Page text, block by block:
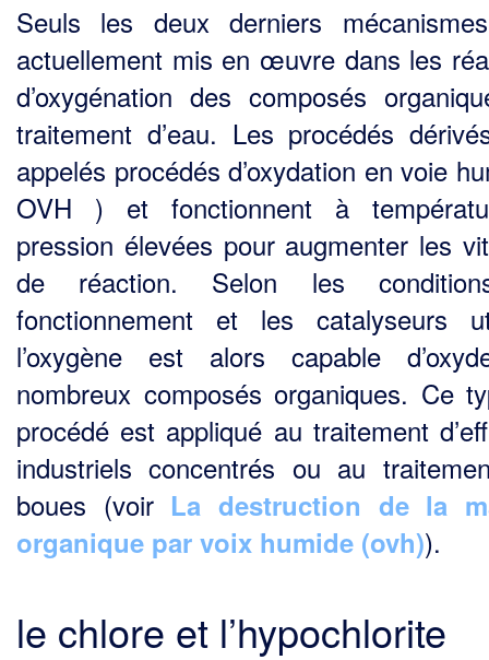
Seuls les deux derniers
actuellement mis en œuvre dans les
d’oxygénation des composés
traitement d’eau. Les procédés
appelés procédés d’oxydation en voie
OVH ) et fonctionnent à
pression élevées pour augmenter les
de réaction. Selon les
fonctionnement et les catalyseurs
l’oxy­gène est alors capable
nombreux composés organiques. Ce
procédé est appliqué au traitement
industriels concentrés ou au
boues (voir La destruction de la
organique par voix humide (ovh)).
le chlore et l’hypochlorite